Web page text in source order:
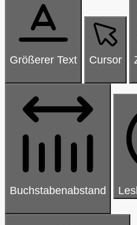
Größerer Text Cursor
Buchstabenabstand